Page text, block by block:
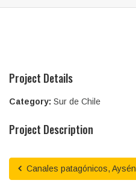
Project Details
Category: Sur de Chile
Project Description
Canales patagónicos, Aysén